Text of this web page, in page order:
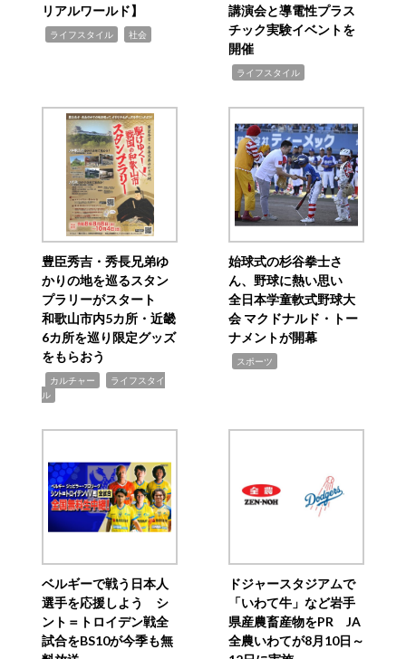
リアルワールド】
ライフスタイル 社会
講演会と導電性プラス
チック実験イベントを
開催
ライフスタイル
豊臣秀吉・秀長兄弟ゆ
かりの地を巡るスタン
プラリーがスタート
和歌山市内5カ所・近畿
6カ所を巡り限定グッズ
をもらおう
カルチャー
ライフスタイ
ル
始球式の杉谷拳士さ
ん、野球に熱い思い
全日本学童軟式野球大
会 マクドナルド・トー
ナメントが開幕
スポーツ
ベルギーで戦う日本人
選手を応援しよう シ
ント＝トロイデン戦全
試合をBS10が今季も無
ドジャースタジアムで
「いわて牛」など岩手
県産農畜産物をPR JA
全農いわてが8月10日～